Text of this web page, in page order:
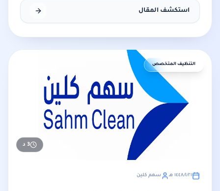
استكشف المقال
التنظيف المتخصص
3 د
٢١‏/١‏/١٤٤٨ هـ سهم كلين